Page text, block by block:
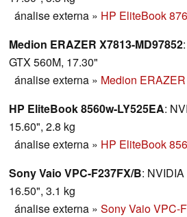
ánalise externa » HP EliteBook
Medion ERAZER X7813-MD97852
GTX 560M, 17.30"
ánalise externa » Medion
HP EliteBook 8560w-LY525EA:
15.60", 2.8 kg
ánalise externa » HP EliteBook
Sony Vaio VPC-F237FX/B:
16.50", 3.1 kg
ánalise externa » Sony Vaio VPC-